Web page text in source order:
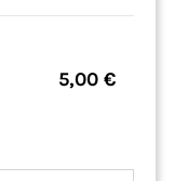
5,00 €